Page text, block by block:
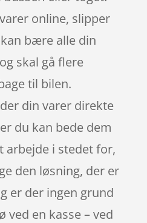
online, slipper
bære alle din
skal gå flere
til bilen.
din varer direkte
du kan bede dem
arbejde i stedet for,
den løsning, der er
er der ingen grund
ved en kasse – ved